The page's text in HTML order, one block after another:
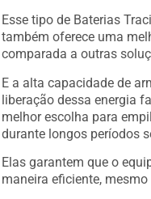
Esse tipo de Baterias
também oferece uma
comparada a outras
E a alta capacidade de
liberação dessa energia
melhor escolha para
durante longos períodos
Elas garantem que o
maneira eficiente,